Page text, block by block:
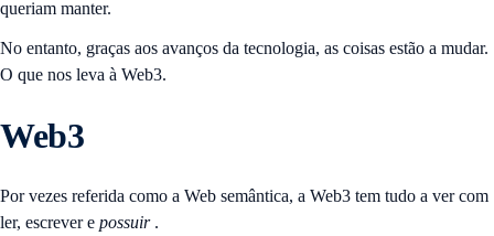
queriam manter.
No entanto, graças aos avanços da tecnologia, as coisas estão a mudar.
O que nos leva à Web3.
Web3
Por vezes referida como a Web semântica, a Web3 tem tudo a ver com
ler, escrever e possuir .